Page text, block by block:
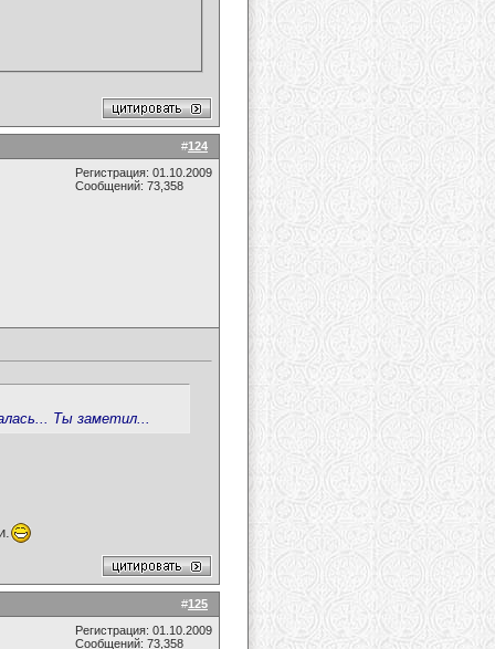
#124
Регистрация: 01.10.2009
Сообщений: 73,358
Ты заметил...
#125
Регистрация: 01.10.2009
Сообщений: 73,358